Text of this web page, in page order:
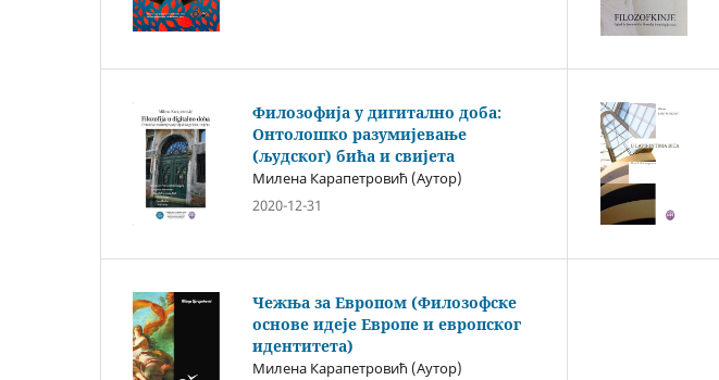
Филозофија у дигитално доба:
Онтолошко разумијевање
(људског) бића и свијета
Милена Карапетровић (Аутор)
2020-12-31
Чежња за Европом (Филозофске
основе идеје Европе и европског
идентитета)
Милена Карапетровић (Аутор)